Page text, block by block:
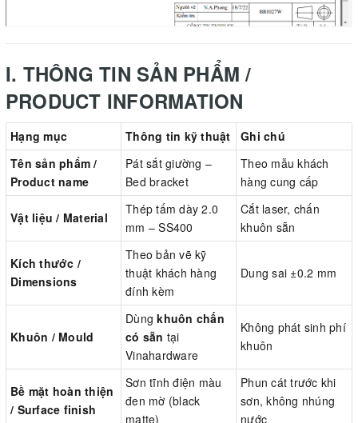
I. THÔNG TIN SẢN PHẨM /
PRODUCT INFORMATION
Hạng mục Thông tin kỹ thuật
Ghi chú
Tên sản phẩm /
Product name
Pát sắt giường –
Bed bracket
Theo mẫu khách
hàng cung cấp
Vật liệu / Material
Thép tấm dày 2.0
mm – SS400
Cắt laser, chấn
khuôn sẵn
Kích thước /
Dimensions
Theo bản vẽ kỹ
thuật khách hàng
đính kèm
Dung sai ±0.2 mm
Khuôn / Mould
Dùngkhuôn chấn
có sẵn tại
Vinahardware
Không phát sinh phí
khuôn
Bề mặt hoàn thiện
/ Surface finish
Sơn tĩnh điện màu
đen mờ (black
matte)
Phun cát trước khi
sơn, không nhúng
nước